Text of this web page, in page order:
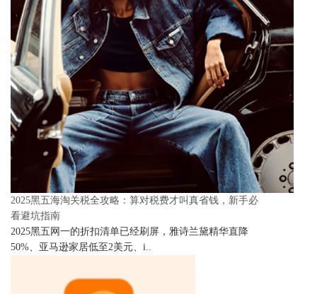
2025黑五海淘关税全攻略：算对税费才叫真省钱，新手必
看避坑指南
2025黑五网一的折扣清单已经刷屏，雅诗兰黛精华直降
50%、亚马逊家居低至2美元、i..